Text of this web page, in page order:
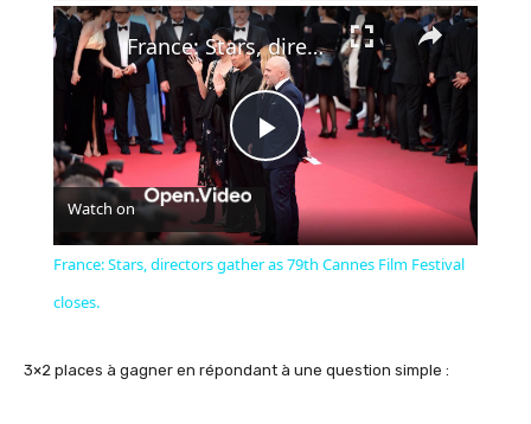
×
Play
Video
France: Stars, directors gather as 79th Cannes Film Festival closes.
Watch on
France: Stars, directors gather as 79th Cannes Film Festival
closes.
3×2 places à gagner en répondant à une question simple :